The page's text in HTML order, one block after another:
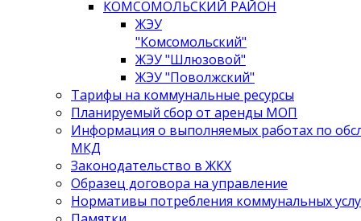
КОМСОМОЛЬСКИЙ РАЙОН
ЖЭУ
"Комсомольский"
ЖЭУ "Шлюзовой"
ЖЭУ "Поволжский"
Тарифы на коммунальные ресурсы
Планируемый сбор от аренды МОП
Информация о выполняемых работах по
МКД
Законодательство в ЖКХ
Образец договора на управление
Нормативы потребления коммунальных